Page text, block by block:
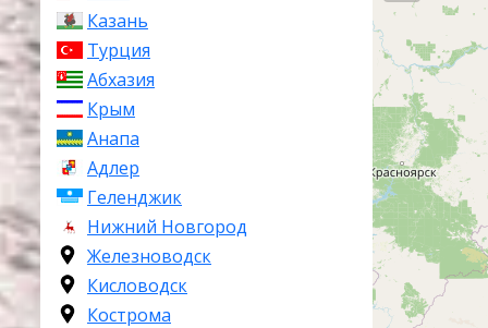
Казань
Турция
Абхазия
Крым
Анапа
Адлер
Геленджик
Нижний Новгород
Железноводск
Кисловодск
Кострома
Иркутская
район.
западе, с
краемна
численность
берегах реки
побережья